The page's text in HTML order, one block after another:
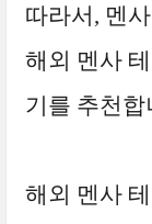
따라서, 멘
해외 멘사
기를 추천합
해외 멘사